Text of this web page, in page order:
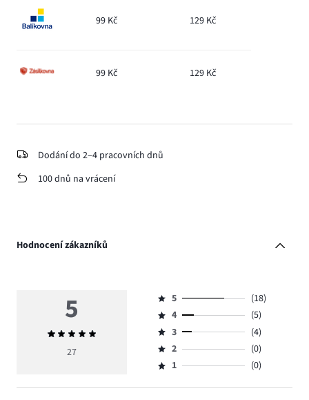
99 Kč 129 Kč
99 Kč 129 Kč
Dodání do 2–4 pracovních dnů
100 dnů na vrácení
Hodnocení zákazníků
5
Průměrné
hodnocení
27
Hodnocení
5,
počet
hlasů
18.
5
(18)
Hodnocení
4,
počet
hlasů
4
(5)
Hodnocení
3,
počet
3
(4)
Hodnocení
2,
2
(0)
Hodnocení
1,
1 (0)